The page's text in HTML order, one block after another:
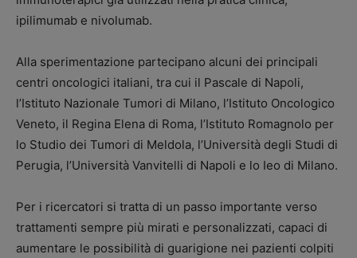
ipilimumab e nivolumab.
Alla sperimentazione partecipano alcuni dei principali
centri oncologici italiani, tra cui il Pascale di Napoli,
l’Istituto Nazionale Tumori di Milano, l’Istituto Oncologico
Veneto, il Regina Elena di Roma, l’Istituto Romagnolo per
lo Studio dei Tumori di Meldola, l’Università degli Studi di
Perugia, l’Università Vanvitelli di Napoli e lo Ieo di Milano.
Per i ricercatori si tratta di un passo importante verso
trattamenti sempre più mirati e personalizzati, capaci di
aumentare le possibilità di guarigione nei pazienti colpiti